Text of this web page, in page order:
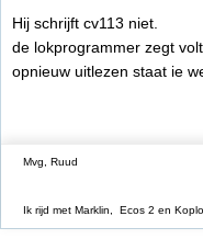
Hij schrijft cv113 niet.
de lokprogrammer zegt
opnieuw uitlezen staat ie
Mvg, Ruud
Ik rijd met Marklin, Ecos 2 en